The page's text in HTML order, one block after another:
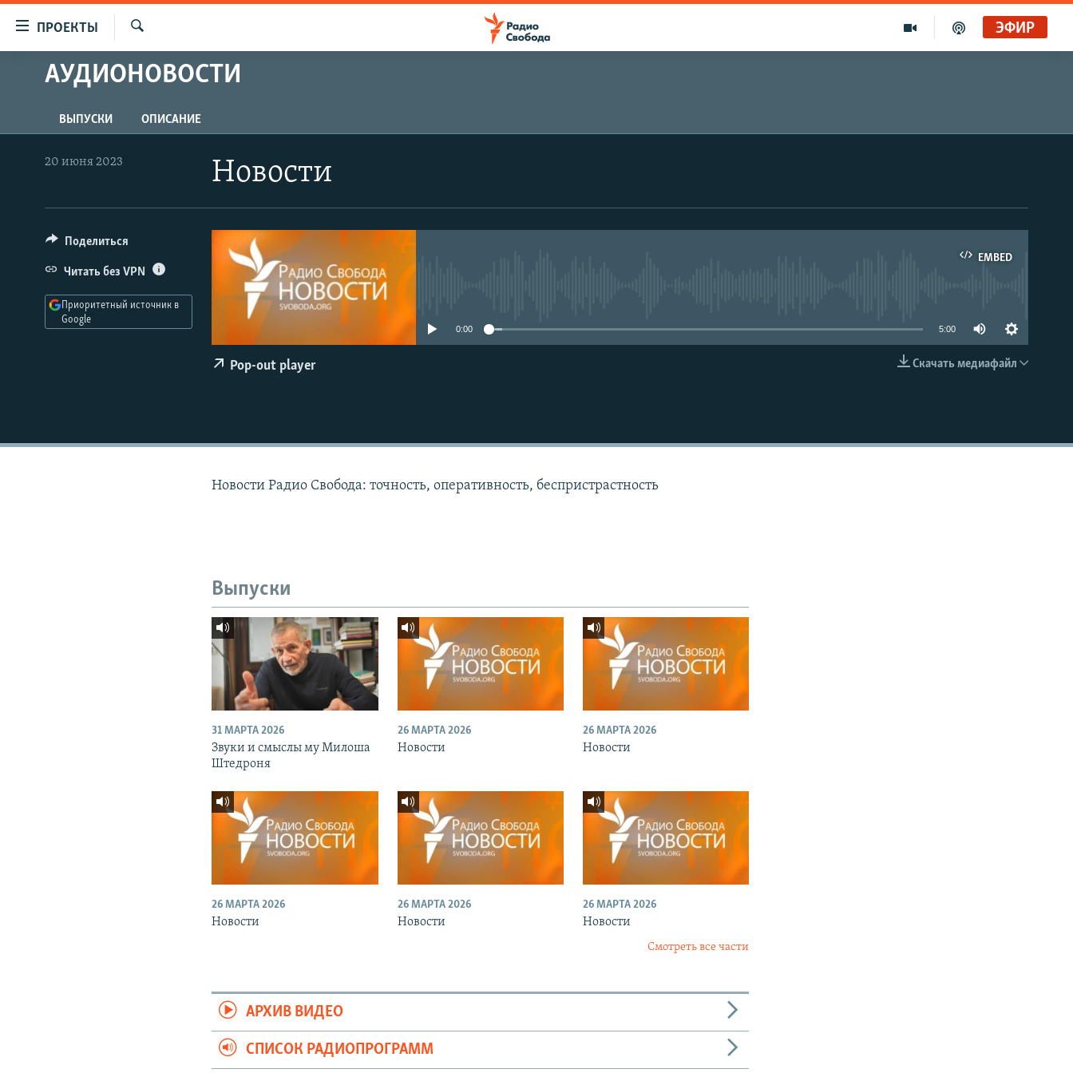
упрощенного
доступа
Вернуться
к
основному
главной
Вернутся
ПРОЕКТЫ
ПРОГРАММЫ
АВТОРСКИЕ ПРОЕКТЫ
ЦИТАТЫ СВОБОДЫ
IDEL.РЕАЛИИ
КАВКАЗ.РЕАЛИИ
СЕВЕР.РЕАЛИИ
СИБИРЬ.РЕАЛИИ
ЭФИР
АУДИОНОВОСТИ
ВЫПУСКИ ОПИСАНИЕ
Новости
20 июня 2023
EMBED
EMBED
0:00 5:00
Скачать медиафайл
Pop-out player
Поделиться
Читать без VPN
Приоритетный источник в
Google
Новости Радио Свобода: точность, оперативность, беспристрастность
Выпуски
31 МАРТА 2026
Звуки и смыслы му Милоша
Штедроня
26 МАРТА 2026
Новости
26 МАРТА 2026
Новости
26 МАРТА 2026
Новости
26 МАРТА 2026
Новости
26 МАРТА 2026
Новости
Смотреть все части
АРХИВ ВИДЕО
СПИСОК РАДИОПРОГРАММ